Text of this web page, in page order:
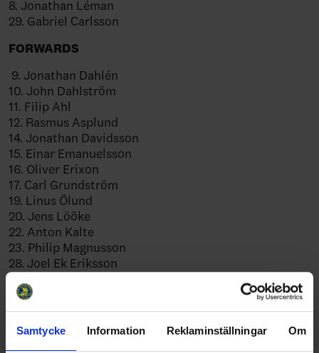
Samtycke Information Reklaminställningar Om
8. Jonathan Léman
29. Gabriel Carlsson
FORWARDS
9. Jonathan Dahlén
10. John Dahlström
11. Filip Ahl
12. Rasmus Asplund
14. Jonathan Davidsson
15. Einar Emanuelsson
16. Oliver Erixon
17. Carl Grundström
19. Linus Ölund
20. Jens Lööke
22. Anton Kalte
23. Philip Magnusson
28. Joel Ek Eriksson
ShareFacebook
TwitterEmailPrint